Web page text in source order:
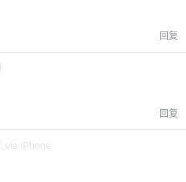
回复
回复
via iPhone